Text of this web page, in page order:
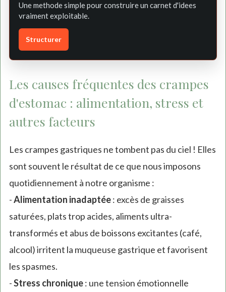
Une methode simple pour construire un carnet d'idees
vraiment exploitable.
Structurer
Les causes fréquentes des crampes
d'estomac : alimentation, stress et
autres facteurs
Les crampes gastriques ne tombent pas du ciel ! Elles
sont souvent le résultat de ce que nous imposons
quotidiennement à notre organisme :
-Alimentation inadaptée: excès de graisses
saturées, plats trop acides, aliments ultra-
transformés et abus de boissons excitantes (café,
alcool) irritent la muqueuse gastrique et favorisent
les spasmes.
-Stress chronique: une tension émotionnelle